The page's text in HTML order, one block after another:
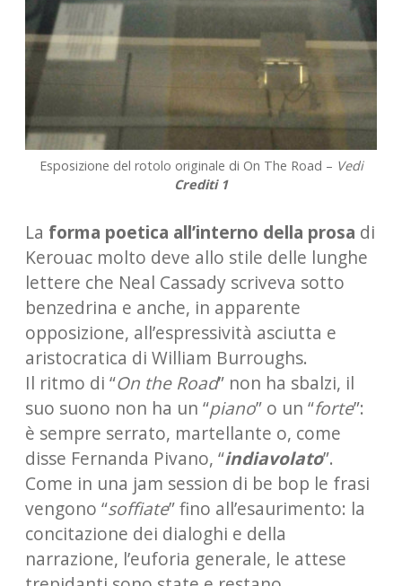
Esposizione del rotolo originale di On The Road – Vedi
Crediti 1
La forma poetica all’interno della prosa di
Kerouac molto deve allo stile delle lunghe
lettere che Neal Cassady scriveva sotto
benzedrina e anche, in apparente
opposizione, all’espressività asciutta e
aristocratica di William Burroughs.
Il ritmo di “On the Road” non ha sbalzi, il
suo suono non ha un “piano” o un “forte”:
è sempre serrato, martellante o, come
disse Fernanda Pivano, “indiavolato”.
Come in una jam session di be bop le frasi
vengono “soffiate” fino all’esaurimento: la
concitazione dei dialoghi e della
narrazione, l’euforia generale, le attese